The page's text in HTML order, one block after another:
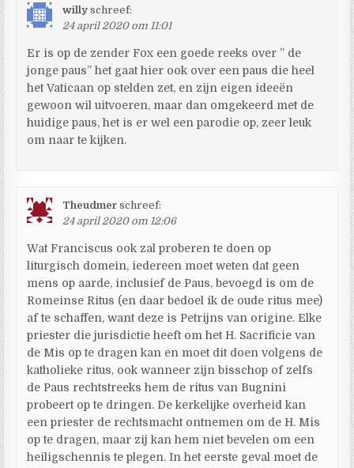
willy schreef:
24 april 2020 om 11:01
Er is op de zender Fox een goede reeks over ” de
jonge paus” het gaat hier ook over een paus die heel
het Vaticaan op stelden zet, en zijn eigen ideeën
gewoon wil uitvoeren, maar dan omgekeerd met de
huidige paus, het is er wel een parodie op, zeer leuk
om naar te kijken.
Theudmer schreef:
24 april 2020 om 12:06
Wat Franciscus ook zal proberen te doen op
liturgisch domein, iedereen moet weten dat geen
mens op aarde, inclusief de Paus, bevoegd is om de
Romeinse Ritus (en daar bedoel ik de oude ritus mee)
af te schaffen, want deze is Petrijns van origine. Elke
priester die jurisdictie heeft om het H. Sacrificie van
de Mis op te dragen kan en moet dit doen volgens de
katholieke ritus, ook wanneer zijn bisschop of zelfs
de Paus rechtstreeks hem de ritus van Bugnini
probeert op te dringen. De kerkelijke overheid kan
een priester de rechtsmacht ontnemen om de H. Mis
op te dragen, maar zij kan hem niet bevelen om een
heiligschennis te plegen. In het eerste geval moet de